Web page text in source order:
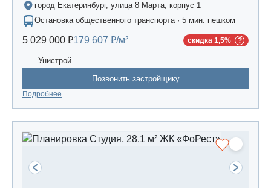
город Екатеринбург, улица 8 Марта, корпус 1
Остановка общественного транспорта · 5 мин. пешком
5 029 000 ₽179 607 ₽/м² скидка 1,5%
Унистрой
Позвонить застройщику
Подробнее